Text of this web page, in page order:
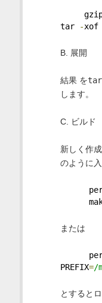
tar
-xof
B. 展開
結果 を
します。
C. ビルド
新しく作
のように
または
PREFIX=/
とすると